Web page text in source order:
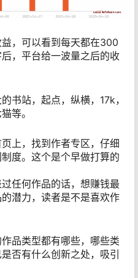
，可以看到每天都在300
，平台给一波量之后的收
书站，起点，纵横，17k，
等。
上，找到作者专区，仔细
度。这个是个早做打算的
任何作品的话，想赚钱最
潜力，读者是不是喜欢作
品类型都有哪些，哪些类
否有什么创新之处，吸引